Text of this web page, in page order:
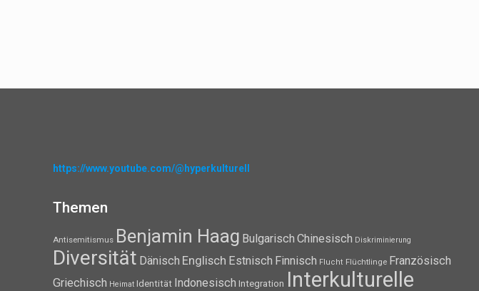
https://www.youtube.com/@hyperkulturell
Themen
Antisemitismus Benjamin Haag Bulgarisch Chinesisch Diskriminierung
Diversität Dänisch Englisch Estnisch Finnisch Flucht Flüchtlinge Französisch
Griechisch Heimat Identität Indonesisch Integration Interkulturelle